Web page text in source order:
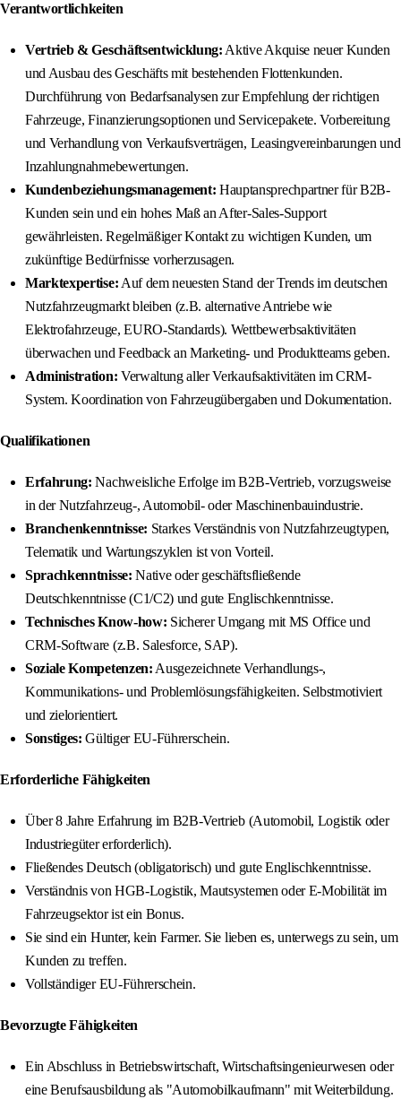
Verantwortlichkeiten
Vertrieb & Geschäftsentwicklung: Aktive Akquise neuer Kunden
und Ausbau des Geschäfts mit bestehenden Flottenkunden.
Durchführung von Bedarfsanalysen zur Empfehlung der richtigen
Fahrzeuge, Finanzierungsoptionen und Servicepakete. Vorbereitung
und Verhandlung von Verkaufsverträgen, Leasingvereinbarungen und
Inzahlungnahmebewertungen.
Kundenbeziehungsmanagement: Hauptansprechpartner für B2B-
Kunden sein und ein hohes Maß an After-Sales-Support
gewährleisten. Regelmäßiger Kontakt zu wichtigen Kunden, um
zukünftige Bedürfnisse vorherzusagen.
Marktexpertise: Auf dem neuesten Stand der Trends im deutschen
Nutzfahrzeugmarkt bleiben (z.B. alternative Antriebe wie
Elektrofahrzeuge, EURO-Standards). Wettbewerbsaktivitäten
überwachen und Feedback an Marketing- und Produktteams geben.
Administration: Verwaltung aller Verkaufsaktivitäten im CRM-
System. Koordination von Fahrzeugübergaben und Dokumentation.
Qualifikationen
Erfahrung: Nachweisliche Erfolge im B2B-Vertrieb, vorzugsweise
in der Nutzfahrzeug-, Automobil- oder Maschinenbauindustrie.
Branchenkenntnisse: Starkes Verständnis von Nutzfahrzeugtypen,
Telematik und Wartungszyklen ist von Vorteil.
Sprachkenntnisse: Native oder geschäftsfließende
Deutschkenntnisse (C1/C2) und gute Englischkenntnisse.
Technisches Know-how: Sicherer Umgang mit MS Office und
CRM-Software (z.B. Salesforce, SAP).
Soziale Kompetenzen: Ausgezeichnete Verhandlungs-,
Kommunikations- und Problemlösungsfähigkeiten. Selbstmotiviert
und zielorientiert.
Sonstiges: Gültiger EU-Führerschein.
Erforderliche Fähigkeiten
Über 8 Jahre Erfahrung im B2B-Vertrieb (Automobil, Logistik oder
Industriegüter erforderlich).
Fließendes Deutsch (obligatorisch) und gute Englischkenntnisse.
Verständnis von HGB-Logistik, Mautsystemen oder E-Mobilität im
Fahrzeugsektor ist ein Bonus.
Sie sind ein Hunter, kein Farmer. Sie lieben es, unterwegs zu sein, um
Kunden zu treffen.
Vollständiger EU-Führerschein.
Bevorzugte Fähigkeiten
Ein Abschluss in Betriebswirtschaft, Wirtschaftsingenieurwesen oder
eine Berufsausbildung als "Automobilkaufmann" mit Weiterbildung.